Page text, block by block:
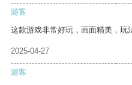
游客
这款游戏非常好玩，画面精美，玩
2025-04-27
游客